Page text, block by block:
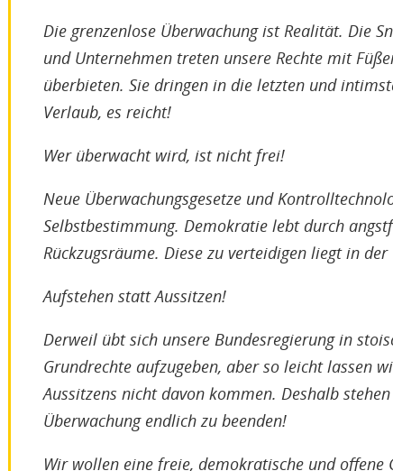
Die grenzenlose Überwachung ist Realität. Die
und Unternehmen treten unsere Rechte mit
überbieten. Sie dringen in die letzten und
Verlaub, es reicht!
Wer überwacht wird, ist nicht frei!
Neue Überwachungsgesetze und
Selbstbestimmung. Demokratie lebt durch
Rückzugsräume. Diese zu verteidigen liegt in
Aufstehen statt Aussitzen!
Derweil übt sich unsere Bundesregierung in
Grundrechte aufzugeben, aber so leicht lassen
Aussitzens nicht davon kommen. Deshalb
Überwachung endlich zu beenden!
Wir wollen eine freie, demokratische und